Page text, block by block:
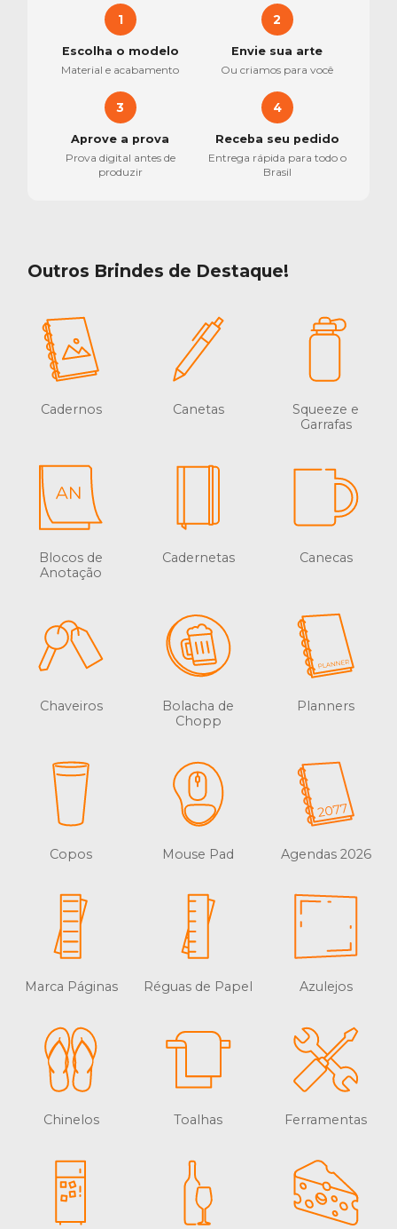
1
Escolha o modelo
Material e acabamento
2
Envie sua arte
Ou criamos para você
3
Aprove a prova
Prova digital antes de
produzir
4
Receba seu pedido
Entrega rápida para todo o
Brasil
Outros Brindes de Destaque!
Cadernos Canetas
Squeeze e
Garrafas
Blocos de
Anotação
Cadernetas Canecas
Chaveiros
Bolacha de
Chopp
Planners
Copos Mouse Pad Agendas 2026
Marca Páginas Réguas de Papel Azulejos
Chinelos Toalhas Ferramentas